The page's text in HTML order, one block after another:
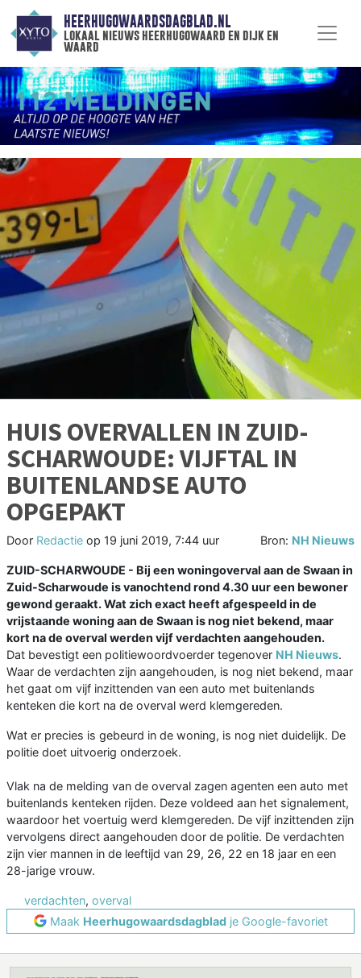
HEERHUGOWAARDSDAGBLAD.NL
lokaal nieuws heerhugowaard en dijk en
waard
HUIS OVERVALLEN IN ZUID-
SCHARWOUDE: VIJFTAL IN
BUITENLANDSE AUTO
OPGEPAKT
Door Redactie op 19 juni 2019, 7:44 uur Bron: NH Nieuws
ZUID-SCHARWOUDE - Bij een woningoverval aan de Swaan in
Zuid-Scharwoude is vanochtend rond 4.30 uur een bewoner
gewond geraakt. Wat zich exact heeft afgespeeld in de
vrijstaande woning aan de Swaan is nog niet bekend, maar
kort na de overval werden vijf verdachten aangehouden.
Dat bevestigt een politiewoordvoerder tegenover NH Nieuws.
Waar de verdachten zijn aangehouden, is nog niet bekend, maar
het gaat om vijf inzittenden van een auto met buitenlands
kenteken die kort na de overval werd klemgereden.
Wat er precies is gebeurd in de woning, is nog niet duidelijk. De
politie doet uitvoerig onderzoek.
Vlak na de melding van de overval zagen agenten een auto met
buitenlands kenteken rijden. Deze voldeed aan het signalement,
waardoor het voertuig werd klemgereden. De vijf inzittenden zijn
vervolgens direct aangehouden door de politie. De verdachten
zijn vier mannen in de leeftijd van 29, 26, 22 en 18 jaar en een
28-jarige vrouw.
verdachten, overval
Maak Heerhugowaardsdagbladje Google-favoriet